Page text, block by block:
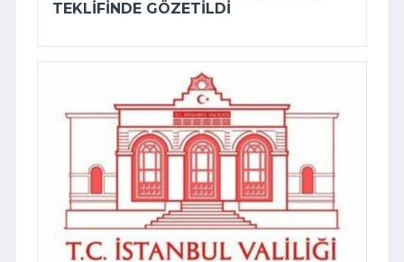
TEKLIFINDE GÖZETILDI